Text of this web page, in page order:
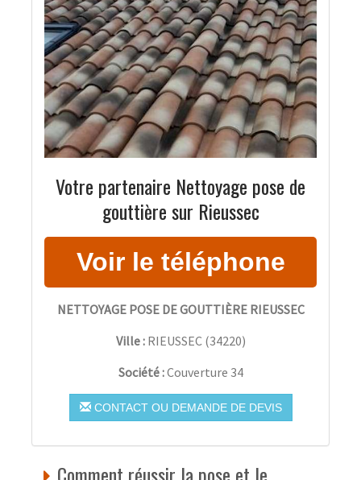
Votre partenaire Nettoyage pose de
gouttière sur Rieussec
NETTOYAGE POSE DE GOUTTIÈRE RIEUSSEC
Ville : RIEUSSEC(34220)
Société :Couverture 34
CONTACT OU DEMANDE DE DEVIS